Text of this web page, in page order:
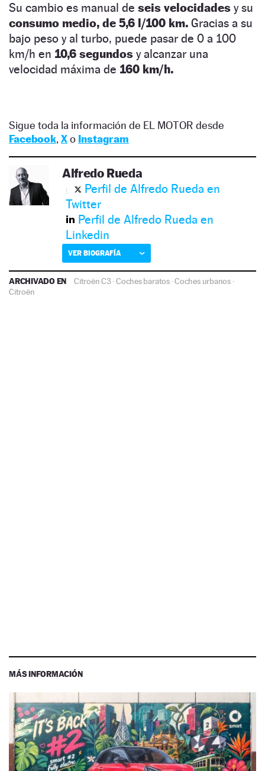
Su cambio es manual de seis velocidades y su
consumo medio, de 5,6 l/100 km. Gracias a su
bajo peso y al turbo, puede pasar de 0 a 100
km/h en 10,6 segundos y alcanzar una
velocidad máxima de 160 km/h.
Sigue toda la información de EL MOTOR desde
Facebook, Xo Instagram
Alfredo Rueda
Perfil de Alfredo Rueda en
Twitter
Perfil de Alfredo Rueda en
Linkedin
VER BIOGRAFÍA
ARCHIVADO EN Citroën C3·Coches baratos·Coches urbanos·
Citroën
MÁS INFORMACIÓN